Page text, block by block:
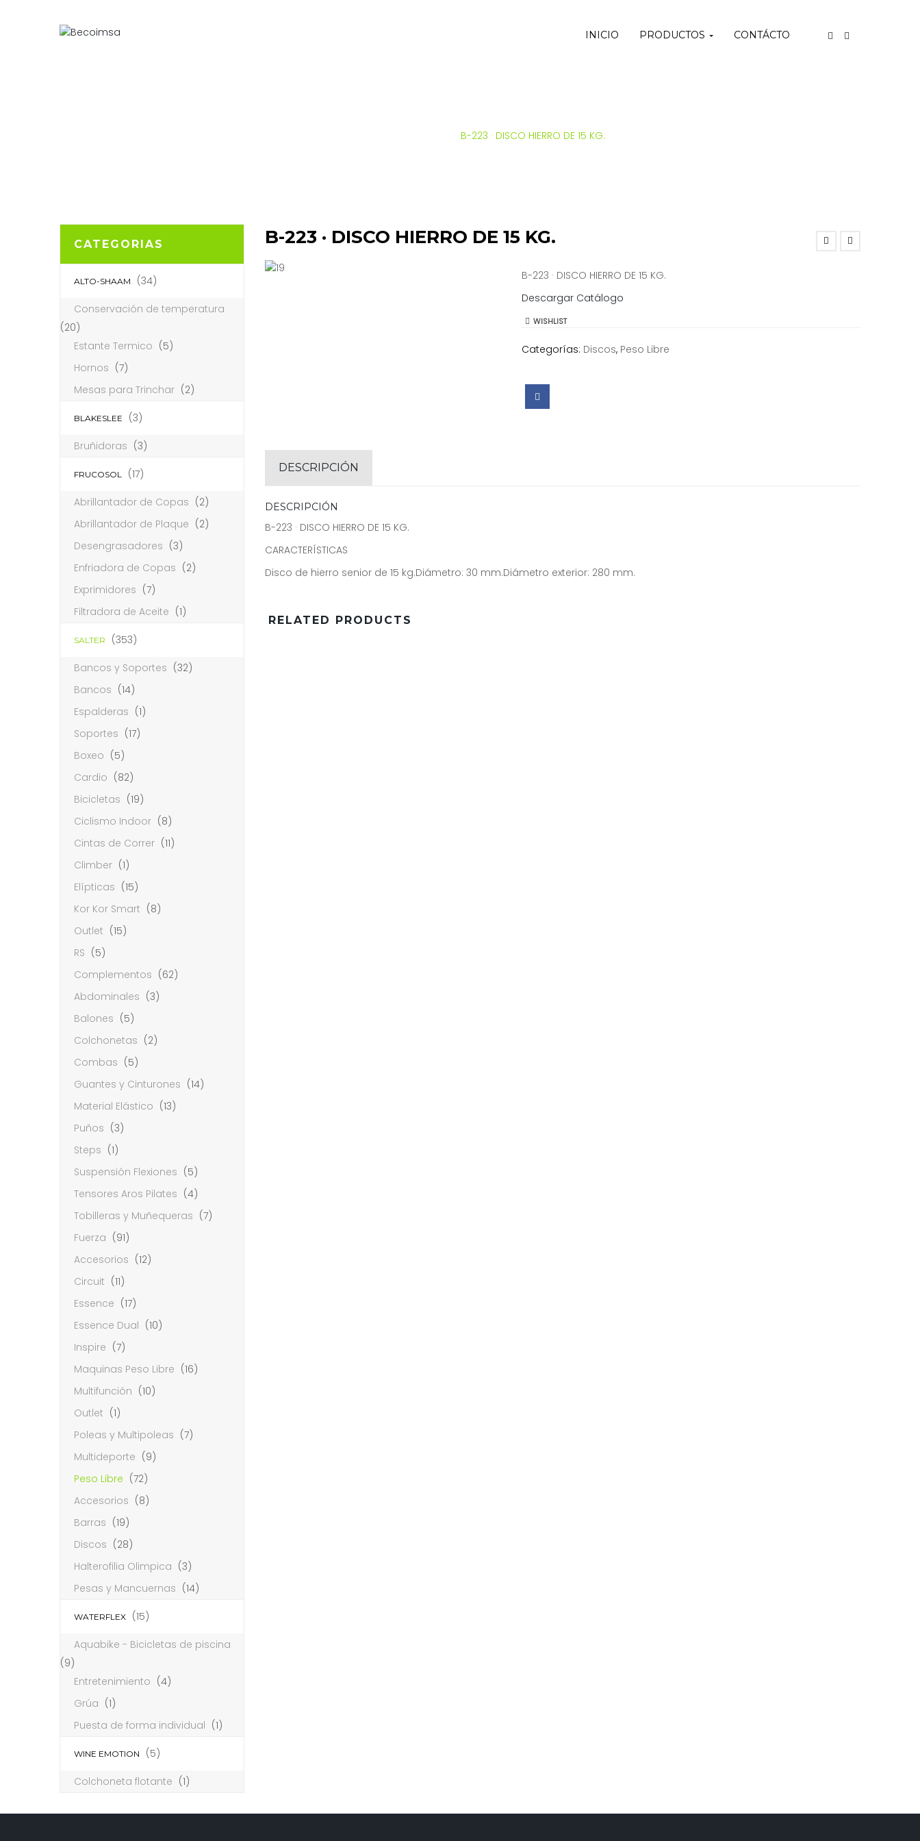
INICIO PRODUCTOS CONTÁCTO
B-223 · DISCO HIERRO DE 15 KG.
CATEGORIAS
ALTO-SHAAM (34)
Conservación de temperatura
(20)
Estante Termico (5)
Hornos (7)
Mesas para Trinchar (2)
BLAKESLEE (3)
Bruñidoras (3)
FRUCOSOL (17)
Abrillantador de Copas (2)
Abrillantador de Plaque (2)
Desengrasadores (3)
Enfriadora de Copas (2)
Exprimidores (7)
Filtradora de Aceite (1)
SALTER (353)
Bancos y Soportes (32)
Bancos (14)
Espalderas (1)
Soportes (17)
Boxeo (5)
Cardio (82)
Bicicletas (19)
Ciclismo Indoor (8)
Cintas de Correr (11)
Climber (1)
Elípticas (15)
Kor Kor Smart (8)
Outlet (15)
RS (5)
Complementos (62)
Abdominales (3)
Balones (5)
Colchonetas (2)
Combas (5)
Guantes y Cinturones (14)
Material Elástico (13)
Puños (3)
Steps (1)
Suspensión Flexiones (5)
Tensores Aros Pilates (4)
Tobilleras y Muñequeras (7)
Fuerza (91)
Accesorios (12)
Circuit (11)
Essence (17)
Essence Dual (10)
Inspire (7)
Maquinas Peso Libre (16)
Multifunción (10)
Outlet (1)
Poleas y Multipoleas (7)
Multideporte (9)
Peso Libre (72)
Accesorios (8)
Barras (19)
Discos (28)
Halterofilia Olimpica (3)
Pesas y Mancuernas (14)
WATERFLEX (15)
Aquabike - Bicicletas de piscina
(9)
Entretenimiento (4)
Grúa (1)
Puesta de forma individual (1)
WINE EMOTION (5)
Colchoneta flotante (1)
B-223 · DISCO HIERRO DE 15 KG.
B-223 · DISCO HIERRO DE 15 KG.
Descargar Catálogo
WISHLIST
Categorías: Discos, Peso Libre
DESCRIPCIÓN
DESCRIPCIÓN
B-223 · DISCO HIERRO DE 15 KG.
CARACTERÍSTICAS
Disco de hierro senior de 15 kg.Diámetro: 30 mm.Diámetro exterior: 280 mm.
RELATED PRODUCTS